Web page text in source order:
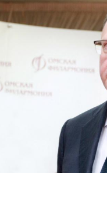
Сайт
Буркова